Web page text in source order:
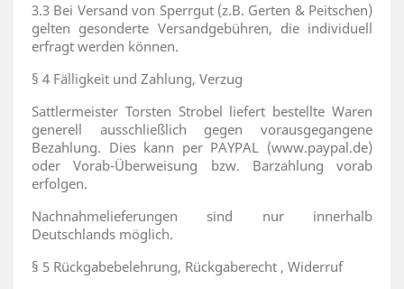
3.3 Bei Versand von Sperrgut (z.B. Gerten & Peitschen)
gelten gesonderte Versandgebühren, die individuell
erfragt werden können.
§ 4 Fälligkeit und Zahlung, Verzug
Sattlermeister Torsten Strobel liefert bestellte Waren
generell ausschließlich gegen vorausgegangene
Bezahlung. Dies kann per PAYPAL (www.paypal.de)
oder Vorab-Überweisung bzw. Barzahlung vorab
erfolgen.
Nachnahmelieferungen sind nur innerhalb
Deutschlands möglich.
§ 5 Rückgabebelehrung, Rückgaberecht , Widerruf